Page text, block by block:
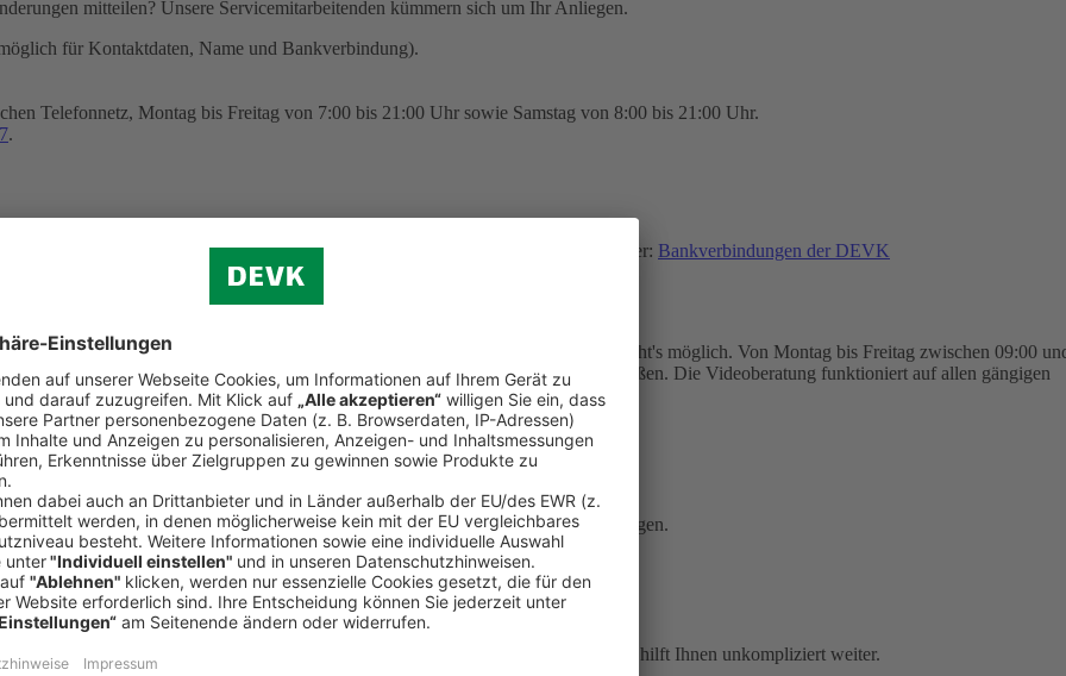
mitteilen? Unsere Servicemitarbeitenden kümmern sich um Ihr Anliegen.
für Kontaktdaten, Name und Bankverbindung).
Telefonnetz, Montag bis Freitag von 7:00 bis 21:00 Uhr sowie Samstag von 8:00 bis 21:00 Uhr.
.
SEPA sowie zum Erteilen eines SEPA-Lastschriftmandats finden Sie hier: Bankverbindungen der DEVK
Hause aus
Beratung? Wir sind gerne persönlich für Sie da: Unsere Videoberatung macht's möglich. Von Montag bis Freitag zwischen 09:00
Sie können auf diesem Wege auch einen Versicherungsvertrag abschließen. Die Videoberatung funktioniert auf allen gängigen
Sie sich jetzt bei meineDEVK an und profitieren Sie von unseren Serviceleistungen.
vergessen sind
schnell aus der Welt. Unser Schadenservice ist rund um die Uhr für Sie da und hilft Ihnen unkompliziert weiter.